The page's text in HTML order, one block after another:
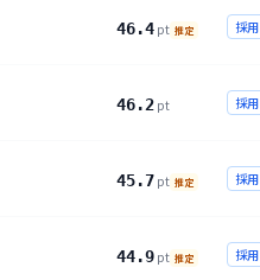
46.4 pt 推定 採用
46.2 pt 採用
45.7 pt 推定 採用
44.9 pt 推定 採用